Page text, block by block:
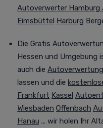
Autoverwerter Hamburg
Eimsbüttel Harburg
Die Gratis
Hessen und Umgebung
auch die
lassen und die
Frankfurt Kassel
Wiesbaden Offenbach
Hanau ... wir holen Ihr